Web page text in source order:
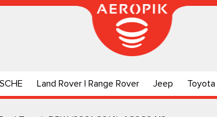
Land Rover | Range Rover Jeep Toyota